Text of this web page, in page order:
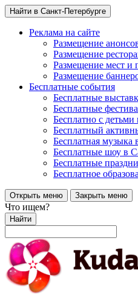
Найти в Санкт-Петербурге
Реклама на сайте
Размещение
Размещение
Размещение мест и
Размещение
Бесплатные события
Бесплатные
Бесплатные
Бесплатно с
Бесплатный
Бесплатная музыка
Бесплатные шоу в
Бесплатные
Бесплатное
Открыть меню Закрыть меню
Что ищем?
Найти